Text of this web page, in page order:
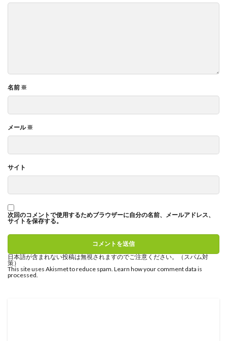
名前 ※
メール※
サイト
次回のコメントで使用するためブラウザーに自分の名前、メールアドレス、
サイトを保存する。
日本語が含まれない投稿は無視されますのでご注意ください。（スパム対
策）
This site uses Akismet to reduce spam. Learn how your comment data is
processed.